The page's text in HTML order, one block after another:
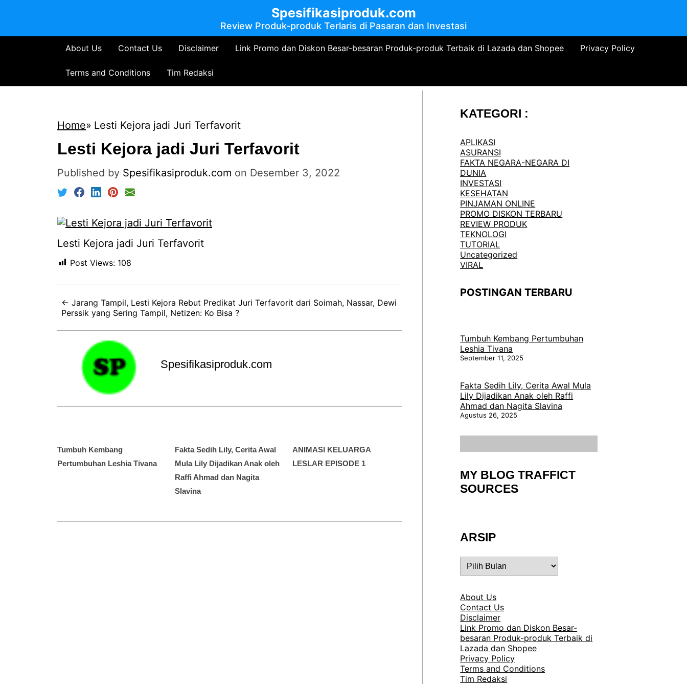
Spesifikasiproduk.com
Review Produk-produk Terlaris di Pasaran dan Investasi
About Us Contact Us Disclaimer Link Promo dan Diskon Besar-besaran Produk-produk Terbaik di Lazada dan Shopee Privacy Policy
Terms and Conditions Tim Redaksi
Home Lesti Kejora jadi Juri Terfavorit
Lesti Kejora jadi Juri Terfavorit
Published by Spesifikasiproduk.com on Desember 3, 2022
Lesti Kejora jadi Juri Terfavorit
Post Views: 108
← Jarang Tampil, Lesti Kejora Rebut Predikat Juri Terfavorit dari Soimah, Nassar, Dewi
Perssik yang Sering Tampil, Netizen: Ko Bisa ?
Spesifikasiproduk.com
Tumbuh Kembang
Pertumbuhan Leshia Tivana
Fakta Sedih Lily, Cerita Awal
Mula Lily Dijadikan Anak oleh
Raffi Ahmad dan Nagita
Slavina
ANIMASI KELUARGA
LESLAR EPISODE 1
KATEGORI :
APLIKASI
ASURANSI
FAKTA NEGARA-NEGARA DI
DUNIA
INVESTASI
KESEHATAN
PINJAMAN ONLINE
PROMO DISKON TERBARU
REVIEW PRODUK
TEKNOLOGI
TUTORIAL
Uncategorized
VIRAL
POSTINGAN TERBARU
Tumbuh Kembang Pertumbuhan
Leshia Tivana
September 11, 2025
Fakta Sedih Lily, Cerita Awal Mula
Lily Dijadikan Anak oleh Raffi
Ahmad dan Nagita Slavina
Agustus 26, 2025
MY BLOG TRAFFICT
SOURCES
ARSIP
ARSIP
About Us
Contact Us
Disclaimer
Link Promo dan Diskon Besar-
besaran Produk-produk Terbaik di
Lazada dan Shopee
Privacy Policy
Terms and Conditions
Tim Redaksi